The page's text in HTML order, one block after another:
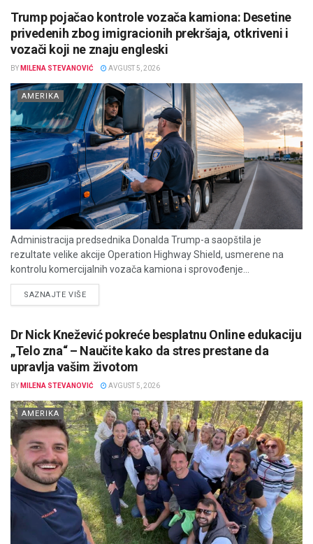
Trump pojačao kontrole vozača kamiona: Desetine
privedenih zbog imigracionih prekršaja, otkriveni i
vozači koji ne znaju engleski
BY MILENA STEVANOVIĆ AVGUST 5, 2026
AMERIKA
Administracija predsednika Donalda Trump-a saopštila je
rezultate velike akcije Operation Highway Shield, usmerene na
kontrolu komercijalnih vozača kamiona i sprovođenje...
SAZNAJTE VIŠEDETAILS
Dr Nick Knežević pokreće besplatnu Online edukaciju
„Telo zna“ – Naučite kako da stres prestane da
upravlja vašim životom
BY MILENA STEVANOVIĆ AVGUST 5, 2026
AMERIKA